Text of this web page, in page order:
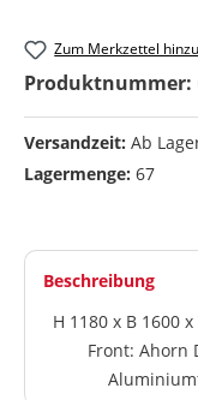
Zum Merkzettel
Produktnummer:
Versandzeit: Ab
Lagermenge: 67
Beschreibung
H 1180 x B 1600
Front: Ahorn